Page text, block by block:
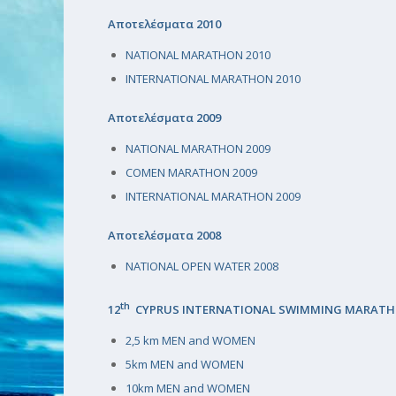
Αποτελέσματα 2010
NATIONAL MARATHON 2010
INTERNATIONAL MARATHON 2010
Αποτελέσματα 2009
NATIONAL MARATHON 2009
COMEN MARATHON 2009
INTERNATIONAL MARATHON 2009
Αποτελέσματα 2008
NATIONAL OPEN WATER 2008
12th CYPRUS INTERNATIONAL SWIMMING
2,5 km MEN and WOMEN
5km MEN and WOMEN
10km MEN and WOMEN